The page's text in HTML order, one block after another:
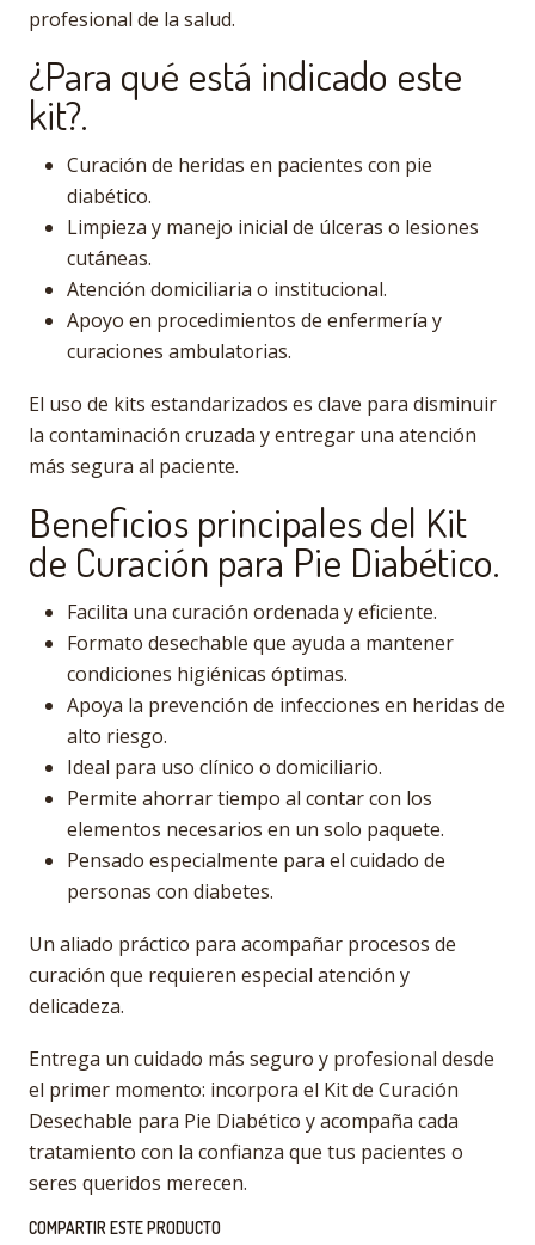
profesional de la salud.
¿Para qué está indicado este
kit?.
Curación de heridas en pacientes con pie
diabético.
Limpieza y manejo inicial de úlceras o lesiones
cutáneas.
Atención domiciliaria o institucional.
Apoyo en procedimientos de enfermería y
curaciones ambulatorias.
El uso de kits estandarizados es clave para disminuir
la contaminación cruzada y entregar una atención
más segura al paciente.
Beneficios principales del Kit
de Curación para Pie Diabético.
Facilita una curación ordenada y eficiente.
Formato desechable que ayuda a mantener
condiciones higiénicas óptimas.
Apoya la prevención de infecciones en heridas de
alto riesgo.
Ideal para uso clínico o domiciliario.
Permite ahorrar tiempo al contar con los
elementos necesarios en un solo paquete.
Pensado especialmente para el cuidado de
personas con diabetes.
Un aliado práctico para acompañar procesos de
curación que requieren especial atención y
delicadeza.
Entrega un cuidado más seguro y profesional desde
el primer momento: incorpora el Kit de Curación
Desechable para Pie Diabético y acompaña cada
tratamiento con la confianza que tus pacientes o
seres queridos merecen.
COMPARTIR ESTE PRODUCTO